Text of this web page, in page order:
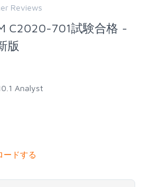
Reviews
C2020-701試験合格 -
版
Analyst
ードする